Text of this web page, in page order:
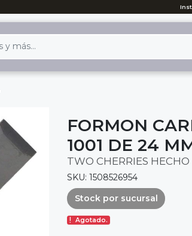
FORMON
1001 DE 24
TWO CHERRIES
SKU: 1508526954
Stock por sucursal
Agotado.